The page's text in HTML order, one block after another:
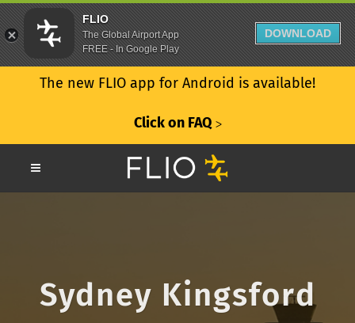
The new FLIO app for Android is available!
Click on FAQ ᐳ
Sydney Kingsford
FLIO
The Global Airport App
FREE - In Google Play
DOWNLOAD